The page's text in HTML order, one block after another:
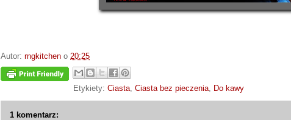
Autor: rngkitchen o 20:25
Etykiety: Ciasta, Ciasta bez pieczenia, Do kawy
1 komentarz: